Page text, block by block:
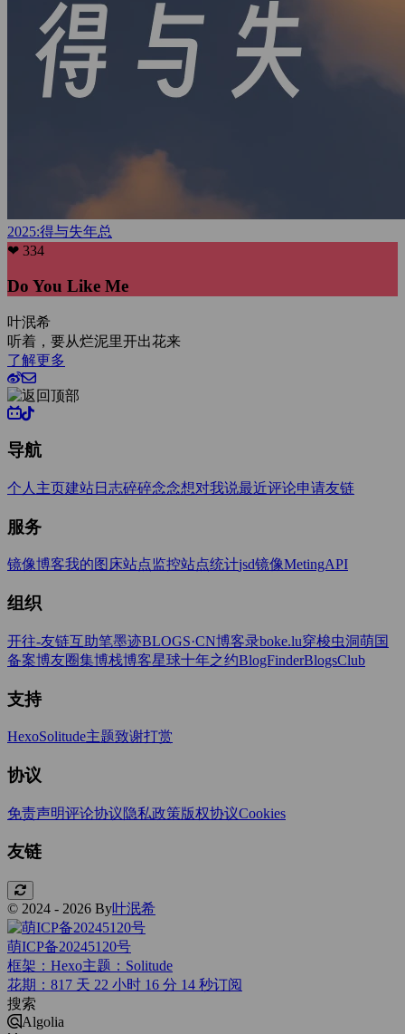
2025:得与失年总
❤ 334
Do You Like Me
叶泯希
听着，要从烂泥里开出花来
了解更多
导航
个人主页建站日志碎碎念念想对我说 最近评论申请友链
服务
镜像博客我的图床站点监控站点统计jsd镜像MetingAPI
组织
开往-友链互助笔墨迹BLOGS·CN博客录boke.lu穿梭虫洞萌国
备案博友圈集博栈博客星球十年之约BlogFinderBlogsClub
支持
HexoSolitude主题致谢打赏
协议
免责声明评论协议隐私政策版权协议Cookies
友链
© 2024 - 2026 By叶泯希
萌ICP备20245120号
框架：Hexo主题：Solitude
花期：817 天 22 小时 16 分 15 秒订阅
搜索
Algolia